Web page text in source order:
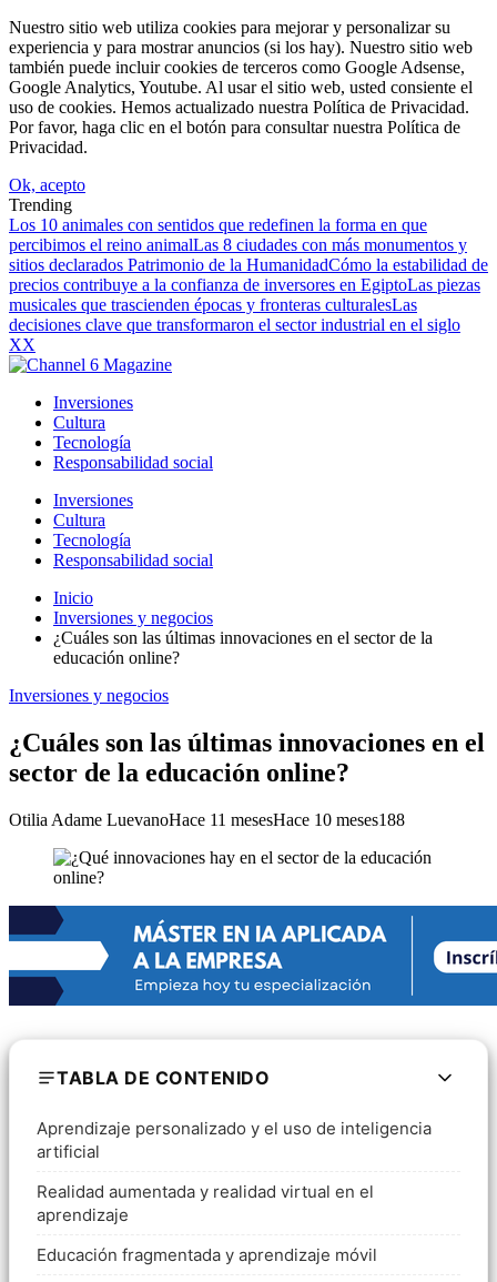
Nuestro sitio web utiliza cookies para mejorar y personalizar su
experiencia y para mostrar anuncios (si los hay). Nuestro sitio web
también puede incluir cookies de terceros como Google Adsense,
Google Analytics, Youtube. Al usar el sitio web, usted consiente el
uso de cookies. Hemos actualizado nuestra Política de Privacidad.
Por favor, haga clic en el botón para consultar nuestra Política de
Privacidad.
Ok, acepto
Trending
Los 10 animales con sentidos que redefinen la forma en que
percibimos el reino animalLas 8 ciudades con más monumentos y
sitios declarados Patrimonio de la HumanidadCómo la estabilidad de
precios contribuye a la confianza de inversores en EgiptoLas piezas
musicales que trascienden épocas y fronteras culturalesLas
decisiones clave que transformaron el sector industrial en el siglo
XX
Inversiones
Cultura
Tecnología
Responsabilidad social
Inversiones
Cultura
Tecnología
Responsabilidad social
Inicio
Inversiones y negocios
¿Cuáles son las últimas innovaciones en el sector de la
educación online?
Inversiones y negocios
¿Cuáles son las últimas innovaciones en el
sector de la educación online?
Otilia Adame LuevanoHace 11 mesesHace 10 meses188
TABLA DE CONTENIDO
Aprendizaje personalizado y el uso de inteligencia
artificial
Realidad aumentada y realidad virtual en el
aprendizaje
Educación fragmentada y aprendizaje móvil